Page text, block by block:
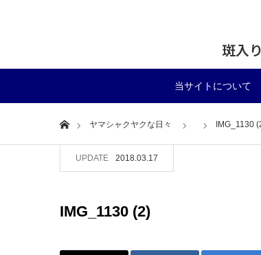
斑入
当サイトについて
Homeヤマシャクヤクな日々 IMG_1130
UPDATE 2018.03.17
IMG_1130 (2)